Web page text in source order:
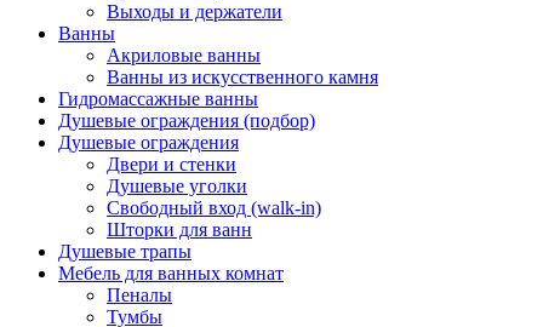
Выходы и держатели
Ванны
Акриловые ванны
Ванны из искусственного камня
Гидромассажные ванны
Душевые ограждения (подбор)
Душевые ограждения
Двери и стенки
Душевые уголки
Свободный вход (walk-in)
Шторки для ванн
Душевые трапы
Мебель для ванных комнат
Пеналы
Тумбы